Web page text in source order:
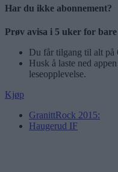
Har du ikke abonnement?
Prøv avisa i 5 uker for
Du får tilgang til alt på
Husk å laste ned
leseopplevelse.
Kjøp
GranittRock 2015:
Haugerud IF